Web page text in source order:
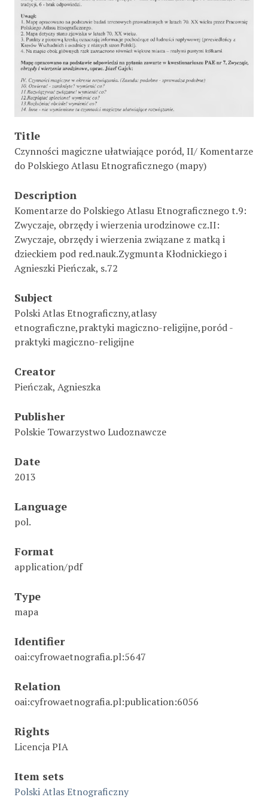
Title
Czynności magiczne ułatwiające poród, II/ Komentarze
do Polskiego Atlasu Etnograficznego (mapy)
Description
Komentarze do Polskiego Atlasu Etnograficznego t.9:
Zwyczaje, obrzędy i wierzenia urodzinowe cz.II:
Zwyczaje, obrzędy i wierzenia związane z matką i
dzieckiem pod red.nauk.Zygmunta Kłodnickiego i
Agnieszki Pieńczak, s.72
Subject
Polski Atlas Etnograficzny,atlasy
etnograficzne,praktyki magiczno-religijne,poród -
praktyki magiczno-religijne
Creator
Pieńczak, Agnieszka
Publisher
Polskie Towarzystwo Ludoznawcze
Date
2013
Language
pol.
Format
application/pdf
Type
mapa
Identifier
oai:cyfrowaetnografia.pl:5647
Relation
oai:cyfrowaetnografia.pl:publication:6056
Rights
Licencja PIA
Item sets
Polski Atlas Etnograficzny